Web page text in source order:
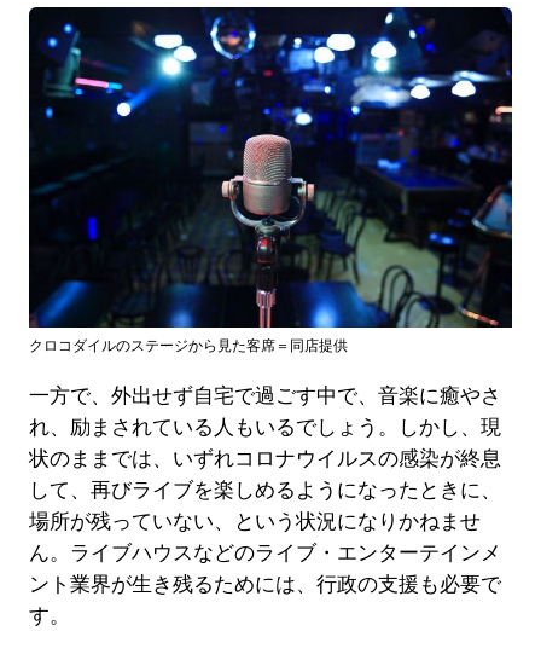
クロコダイルのステージから見た客席＝同店提供
一方で、外出せず自宅で過ごす中で、音楽に癒やさ
れ、励まされている人もいるでしょう。しかし、現
状のままでは、いずれコロナウイルスの感染が終息
して、再びライブを楽しめるようになったときに、
場所が残っていない、という状況になりかねませ
ん。ライブハウスなどのライブ・エンターテインメ
ント業界が生き残るためには、行政の支援も必要で
す。